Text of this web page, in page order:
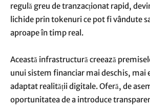
regulă greu de tranzacționat rapid,
lichide prin tokenuri ce pot fi vândute
aproape în timp real.
Această infrastructură creează
unui sistem financiar mai deschis, mai
adaptat realității digitale. Oferă, de
oportunitatea de a introduce